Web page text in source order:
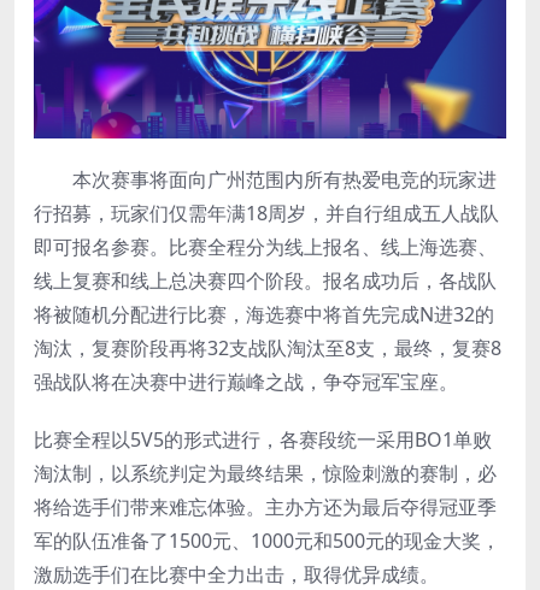
本次赛事将面向广州范围内所有热爱电竞的玩家进
行招募，玩家们仅需年满18周岁，并自行组成五人战队
即可报名参赛。比赛全程分为线上报名、线上海选赛、
线上复赛和线上总决赛四个阶段。报名成功后，各战队
将被随机分配进行比赛，海选赛中将首先完成N进32的
淘汰，复赛阶段再将32支战队淘汰至8支，最终，复赛8
强战队将在决赛中进行巅峰之战，争夺冠军宝座。
比赛全程以5V5的形式进行，各赛段统一采用BO1单败
淘汰制，以系统判定为最终结果，惊险刺激的赛制，必
将给选手们带来难忘体验。主办方还为最后夺得冠亚季
军的队伍准备了1500元、1000元和500元的现金大奖，
激励选手们在比赛中全力出击，取得优异成绩。